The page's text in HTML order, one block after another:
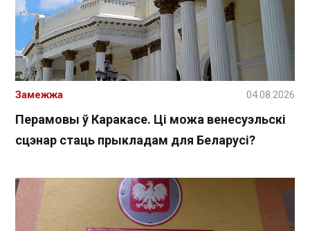
Перамовы ў Каракасе. Ці можа венесуэльскі
сцэнар стаць прыкладам для Беларусі?
Замежжа 04.08.2026